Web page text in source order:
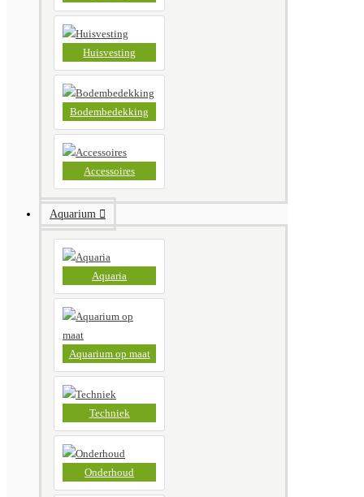
Huisvesting
Bodembedekking
Accessoires
Aquarium
Aquaria
Aquarium op maat
Techniek
Onderhoud